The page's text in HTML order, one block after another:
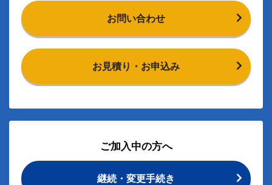
お問い合わせ
お見積り・お申込み
ご加入中の方へ
継続・変更手続き